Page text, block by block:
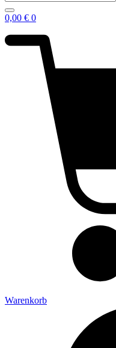
0,00 € 0
Warenkorb